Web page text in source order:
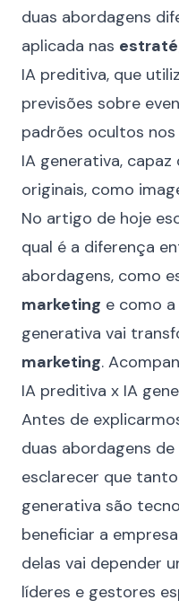
duas abordagens
aplicada nas
IA preditiva, que
previsões sobre
padrões ocultos nos
IA generativa,
originais, como
No artigo de hoje
qual é a diferença
abordagens, como
marketing e como
generativa vai
marketing.
IA preditiva x IA
Antes de
duas abordagens
esclarecer que
generativa são
beneficiar a
delas vai depender
líderes e gestores